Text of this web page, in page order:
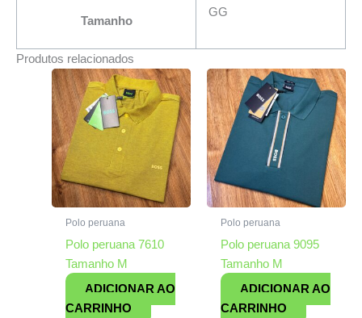
Tamanho
GG
Produtos relacionados
Polo peruana
Polo peruana 7610
Tamanho M
ADICIONAR AO
CARRINHO
Polo peruana
Polo peruana 9095
Tamanho M
ADICIONAR AO
CARRINHO